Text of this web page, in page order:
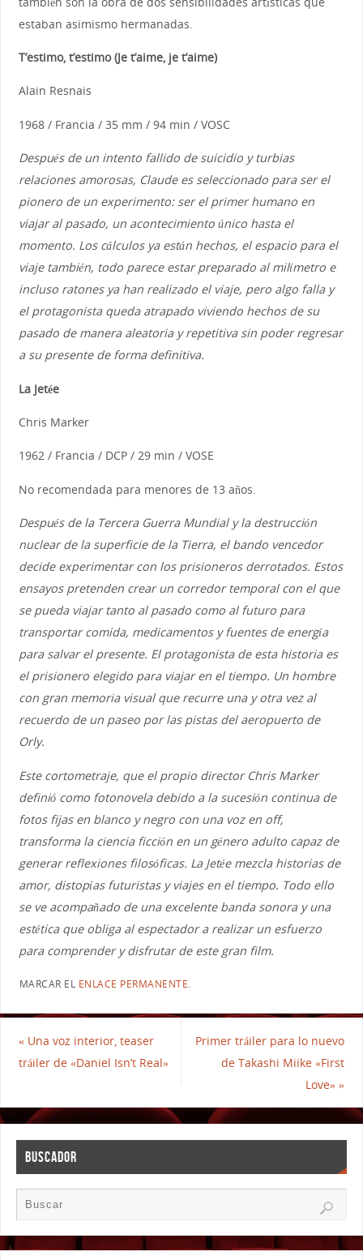
estaban asimismo hermanadas.
T’estimo, t’estimo (Je t’aime, je t’aime)
Alain Resnais
1968 / Francia / 35 mm / 94 min / VOSC
Después de un intento fallido de suicidio y turbias
relaciones amorosas, Claude es seleccionado para ser el
pionero de un experimento: ser el primer humano en
viajar al pasado, un acontecimiento único hasta el
momento. Los cálculos ya están hechos, el espacio para el
viaje también, todo parece estar preparado al milímetro e
incluso ratones ya han realizado el viaje, pero algo falla y
el protagonista queda atrapado viviendo hechos de su
pasado de manera aleatoria y repetitiva sin poder regresar
a su presente de forma definitiva.
La Jetée
Chris Marker
1962 / Francia / DCP / 29 min / VOSE
No recomendada para menores de 13 años.
Después de la Tercera Guerra Mundial y la destrucción
nuclear de la superficie de la Tierra, el bando vencedor
decide experimentar con los prisioneros derrotados. Estos
ensayos pretenden crear un corredor temporal con el que
se pueda viajar tanto al pasado como al futuro para
transportar comida, medicamentos y fuentes de energía
para salvar el presente. El protagonista de esta historia es
el prisionero elegido para viajar en el tiempo. Un hombre
con gran memoria visual que recurre una y otra vez al
recuerdo de un paseo por las pistas del aeropuerto de
Orly.
Este cortometraje, que el propio director Chris Marker
definió como fotonovela debido a la sucesión continua de
fotos fijas en blanco y negro con una voz en off,
transforma la ciencia ficción en un género adulto capaz de
generar reflexiones filosóficas. La Jetée mezcla historias de
amor, distopías futuristas y viajes en el tiempo. Todo ello
se ve acompañado de una excelente banda sonora y una
estética que obliga al espectador a realizar un esfuerzo
para comprender y disfrutar de este gran film.
MARCAR EL ENLACE PERMANENTE.
«Una voz interior, teaser
tráiler de «Daniel Isn’t Real»
Primer tráiler para lo nuevo
de Takashi Miike «First
Love»»
BUSCADOR